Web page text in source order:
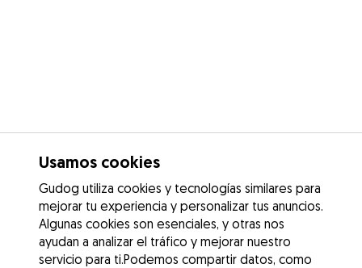
Usamos cookies
Gudog utiliza cookies y tecnologías similares para
mejorar tu experiencia y personalizar tus anuncios.
Algunas cookies son esenciales, y otras nos
ayudan a analizar el tráfico y mejorar nuestro
servicio para ti.Podemos compartir datos, como